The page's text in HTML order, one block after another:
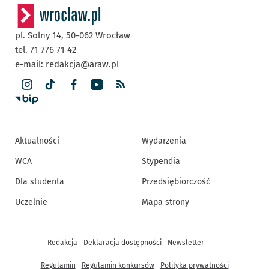
pl. Solny 14, 50-062 Wrocław
tel. 71 776 71 42
e-mail: redakcja@araw.pl
Aktualności
WCA
Dla studenta
Uczelnie
Wydarzenia
Stypendia
Przedsiębiorczość
Mapa strony
Inne informacje
Redakcja Deklaracja dostępności Newsletter
Regulamin Regulamin konkursów Polityka prywatności